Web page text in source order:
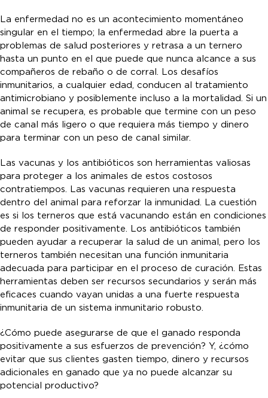
La enfermedad no es un acontecimiento momentáneo
singular en el tiempo; la enfermedad abre la puerta a
problemas de salud posteriores y retrasa a un ternero
hasta un punto en el que puede que nunca alcance a sus
compañeros de rebaño o de corral. Los desafíos
inmunitarios, a cualquier edad, conducen al tratamiento
antimicrobiano y posiblemente incluso a la mortalidad. Si un
animal se recupera, es probable que termine con un peso
de canal más ligero o que requiera más tiempo y dinero
para terminar con un peso de canal similar.
Las vacunas y los antibióticos son herramientas valiosas
para proteger a los animales de estos costosos
contratiempos. Las vacunas requieren una respuesta
dentro del animal para reforzar la inmunidad. La cuestión
es si los terneros que está vacunando están en condiciones
de responder positivamente. Los antibióticos también
pueden ayudar a recuperar la salud de un animal, pero los
terneros también necesitan una función inmunitaria
adecuada para participar en el proceso de curación. Estas
herramientas deben ser recursos secundarios y serán más
eficaces cuando vayan unidas a una fuerte respuesta
inmunitaria de un sistema inmunitario robusto.
¿Cómo puede asegurarse de que el ganado responda
positivamente a sus esfuerzos de prevención? Y, ¿cómo
evitar que sus clientes gasten tiempo, dinero y recursos
adicionales en ganado que ya no puede alcanzar su
potencial productivo?